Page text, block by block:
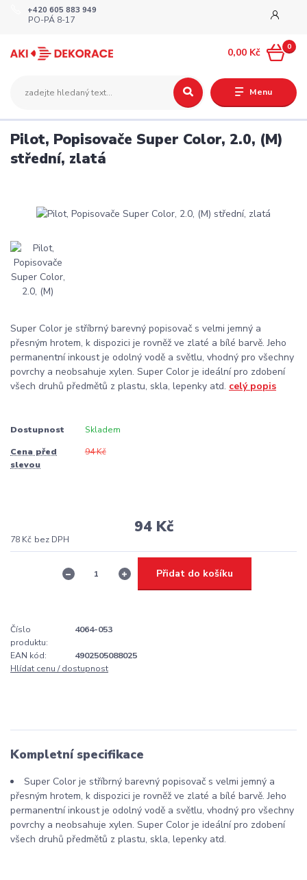
Menu
+420 605 883 949
PO-PÁ 8-17
0
0,00 Kč
Pilot, Popisovače Super Color, 2.0, (M)
střední, zlatá
Super Color je stříbrný barevný popisovač s velmi jemný a
přesným hrotem, k dispozici je rovněž ve zlaté a bílé barvě. Jeho
permanentní inkoust je odolný vodě a světlu, vhodný pro všechny
povrchy a neobsahuje xylen. Super Color je ideální pro zdobení
všech druhů předmětů z plastu, skla, lepenky atd. celý popis
Dostupnost Skladem
Cena před
slevou
94 Kč
94 Kč
78 Kč bez DPH
Přidat do košíku
Číslo
produktu:
4064-053
EAN kód:
4902505088025
Hlídat cenu / dostupnost
Kompletní specifikace
Super Color je stříbrný barevný popisovač s velmi jemný a
přesným hrotem, k dispozici je rovněž ve zlaté a bílé barvě. Jeho
permanentní inkoust je odolný vodě a světlu, vhodný pro všechny
povrchy a neobsahuje xylen. Super Color je ideální pro zdobení
všech druhů předmětů z plastu, skla, lepenky atd.